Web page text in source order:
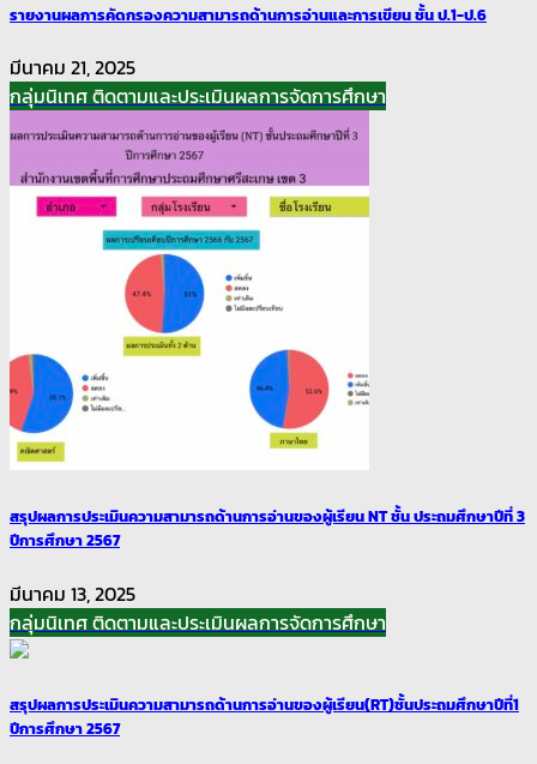
รายงานผลการคัดกรองความสามารถด้านการอ่านและการเขียน ชั้น ป.1-ป.6
มีนาคม 21, 2025
กลุ่มนิเทศ ติดตามและประเมินผลการจัดการศึกษา
สรุปผลการประเมินความสามารถด้านการอ่านของผู้เรียน NT ชั้น ประถมศึกษาปีที่ 3
ปีการศึกษา 2567
มีนาคม 13, 2025
กลุ่มนิเทศ ติดตามและประเมินผลการจัดการศึกษา
สรุปผลการประเมินความสามารถด้านการอ่านของผู้เรียน(RT)ชั้นประถมศึกษาปีที่1
ปีการศึกษา 2567